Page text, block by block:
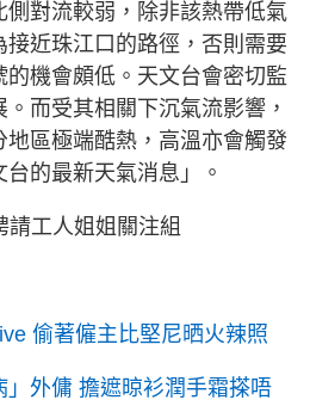
側對流較弱，除非該熱帶低氣
近珠江口的路徑，否則需要
機會頗低。天文台會密切監
而受其相關下沉氣流影響，
區極端酷熱，高溫亦會觸發
的最新天氣消息」。
請工人姐姐關注組
偷著僱主比堅尼晒火辣照
外傭 擔遮晾衫潤手霜搽唔